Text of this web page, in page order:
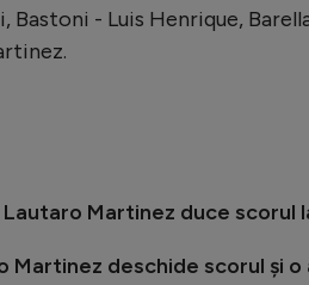
- Luis Henrique,
Martinez duce scorul
Martinez deschide scorul și